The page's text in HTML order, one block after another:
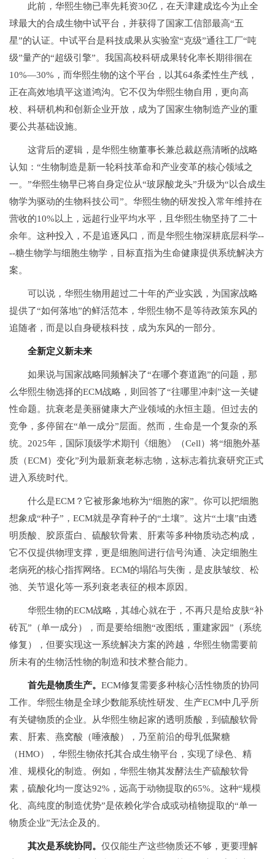
此前，华熙生物已率先耗资30亿，在天津建成迄今为止全
球最大的合成生物中试平台，并获得了国家工信部最高“五
星”的认证。中试平台是科技成果从实验室“克级”通往工厂“吨
级”量产的“超级引擎”。我国高校科研成果转化率长期徘徊在
10%—30%，而华熙生物的这个平台，以其64条柔性生产线，
正在高效地填平这道鸿沟。它不仅为华熙生物自用，更向高
校、科研机构和创新企业开放，成为了国家生物制造产业的重
要公共基础设施。
这背后的逻辑，是华熙生物董事长兼总裁赵燕清晰的战略
认知：“生物制造是新一轮科技革命和产业变革的核心领域之
一。”华熙生物早已将自身定位从“玻尿酸龙头”升级为“以合成生
物学为驱动的生物科技公司”。华熙生物的研发投入常年维持在
营收的10%以上，远超行业平均水平，且华熙生物坚持了二十
余年。这种投入，不是追逐风口，而是华熙生物深耕底层科学--
--糖生物学与细胞生物学，目标直指为生命健康提供系统解决方
案。
可以说，华熙生物用超过二十年的产业实践，为国家战略
提供了“如何落地”的鲜活范本，华熙生物不是等待政策东风的
追随者，而是以自身硬核科技，成为东风的一部分。
全新定义新未来
如果说与国家战略同频解决了“在哪个赛道跑”的问题，那
么华熙生物选择的ECM战略，则回答了“往哪里冲刺”这一关键
性命题。抗衰老是美丽健康大产业领域的永恒主题。但过去的
竞争，多停留在“单一成分”层面。然而，生命是一个复杂的系
统。2025年，国际顶级学术期刊《细胞》（Cell）将“细胞外基
质（ECM）变化”列为最新衰老标志物，这标志着抗衰研究正式
进入系统时代。
什么是ECM？它被形象地称为“细胞的家”。你可以把细胞
想象成“种子”，ECM就是孕育种子的“土壤”。这片“土壤”由透
明质酸、胶原蛋白、 硫酸软骨素、肝素等多种物质动态构成，
它不仅提供物理支撑，更是细胞间进行信号沟通、决定细胞生
老病死的核心指挥网络。ECM的塌陷与失衡，是皮肤皱纹、松
弛、关节退化等一系列衰老表征的根本原因。
华熙生物的ECM战略，其雄心就在于，不再只是给皮肤“补
砖瓦”（单一成分），而是要给细胞“改图纸，重建家园”（系统
修复），但要实现这一系统解决方案的跨越，华熙生物需要前
所未有的生物活性物的制造和技术整合能力。
首先是物质生产。 ECM修复需要多种核心活性物质的协同
工作。华熙生物是全球少数能系统性研发、生产ECM中几乎所
有关键物质的企业。从华熙生物起家的透明质酸，到 硫酸软骨
素、肝素、燕窝酸（唾液酸），乃至前沿的母乳低聚糖
（HMO），华熙生物依托其合成生物平台，实现了绿色、精
准、规模化的制造。例如，华熙生物其发酵法生产硫酸软骨
素， 硫酸化均一度达92%，远高于动物提取的65%。这种“规模
化、高纯度的制造优势”是依赖化学合成或动植物提取的“单一
物质企业”无法企及的。
其次是系统协同。 仅仅能生产这些物质还不够，更要理解